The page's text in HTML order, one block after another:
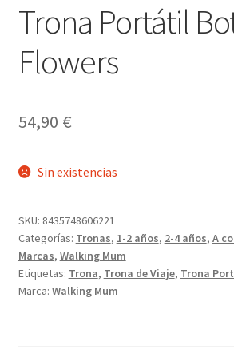
Trona Portátil
Flowers
54,90 €
Sin existencias
SKU: 8435748606221
Categorías: Tronas, 1-2 años, 2-4 años, A
Marcas, Walking Mum
Etiquetas: Trona, Trona de Viaje, Trona
Marca: Walking Mum